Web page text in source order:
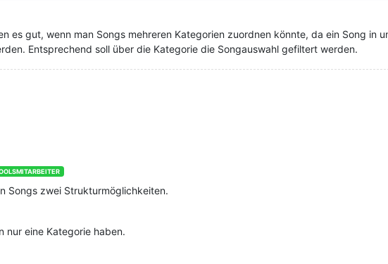
es gut, wenn man Songs mehreren Kategorien zuordnen könnte, da ein Song in
Entsprechend soll über die Kategorie die Songauswahl gefiltert werden.
Songs zwei Strukturmöglichkeiten.
nur eine Kategorie haben.